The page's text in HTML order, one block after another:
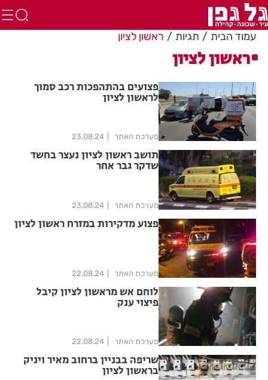
עמוד הבית תגיות ראשון לציון
ראשון לציון
פצועים בהתהפכות רכב סמוך
לראשון לציון
מערכת האתר 23.08.24
תושב ראשון לציון נעצר בחשד
שדקר גבר אחר
מערכת האתר 23.08.24
פצוע מדקירות במזרח ראשון לציון
מערכת האתר 22.08.24
לוחם אש מראשון לציון קיבל
פיצוי ענק
מערכת האתר 22.08.24
שריפה בבניין ברחוב מאיר ויניק
בראשון לציון